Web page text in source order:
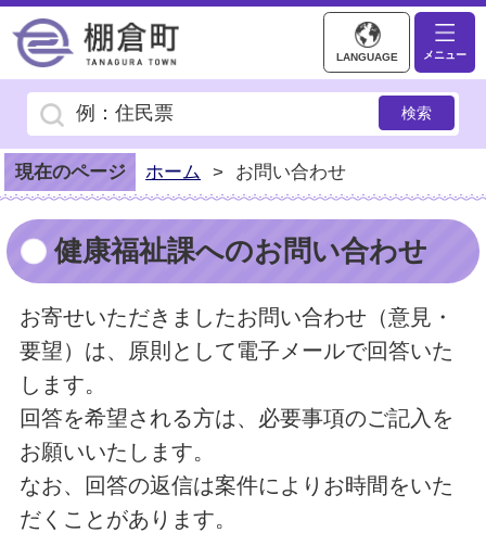
棚倉町ホームページ
LANGUAGE メニュー
現在のページ ホーム > お問い合わせ
健康福祉課へのお問い合わせ
お寄せいただきましたお問い合わせ（意見・
要望）は、原則として電子メールで回答いた
します。
回答を希望される方は、必要事項のご記入を
お願いいたします。
なお、回答の返信は案件によりお時間をいた
だくことがあります。